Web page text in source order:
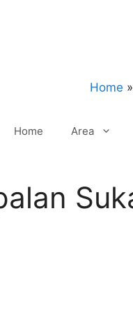
Home »
Home Area